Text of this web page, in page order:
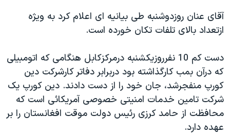
حقوق شهروندی
اقتصادی
اسرائیل در جنگ
گالری عکس
آرشیو پخش زنده
انتخابات ریاست جمهوری آمریکا ۲۰۲۴
حمله جمهوری اسلامی به اسرائیل
ورزش زنان در ایران
اعتراضات زن، زندگی، آزادی
مجموعه مستندهای دادخواهی
تریبونال مردمی آبان ۹۸
زبانهای مختلف
آقای عنان روزدوشنبه طی بيانيه ای اعلام کرد به ويژه
ازتعداد بالای تلفات تکان خورده است.
دست کم 10 نفرروزيکشنبه درمرکزکابل هنگامی که اتومبيلی
که درآن بمب کارگذاشته بود دربرابر دفاتر کارشرکت دين
کورپ منفجرشد، جان خود را از دست دادند. دين کورپ يک
شرکت تامين خدمات امنيتی خصوصی آمريکائی است که
محافظت از حامد کرزی رئيس دولت موقت افغانستان را بر
عهده دارد.